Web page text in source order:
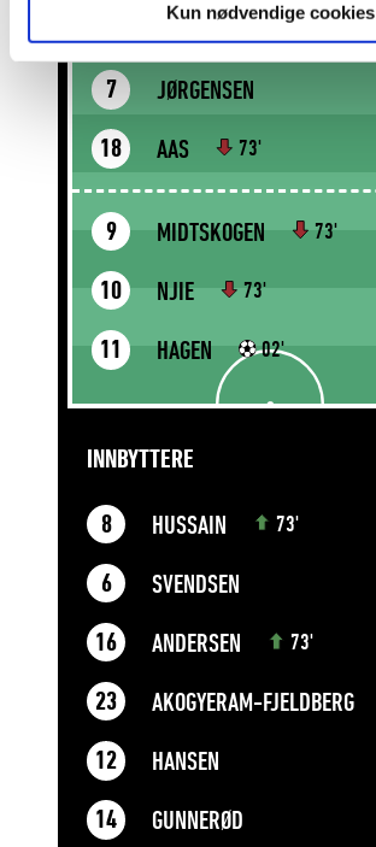
Kun nødvendige cookies
17 OWUSU 47'
7 JØRGENSEN
18 AAS 73'
9 MIDTSKOGEN 73'
10 NJIE 73'
11 HAGEN 02'
INNBYTTERE
8 HUSSAIN 73'
6 SVENDSEN
16 ANDERSEN 73'
23 AKOGYERAM-FJELDBERG
12 HANSEN
14 GUNNERØD